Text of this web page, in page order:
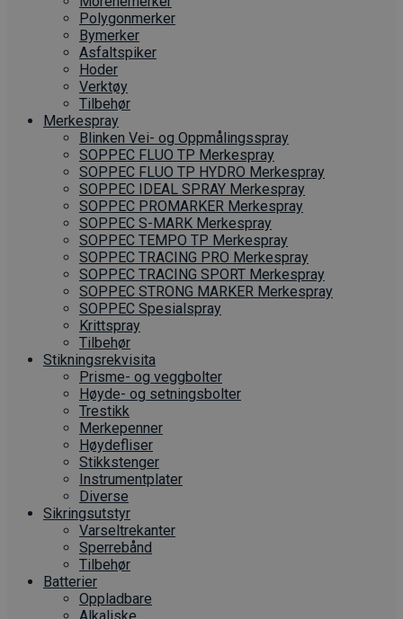
Polygonmerker
Bymerker
Asfaltspiker
Hoder
Verktøy
Tilbehør
Merkespray
Blinken Vei- og Oppmålingsspray
SOPPEC FLUO TP Merkespray
SOPPEC FLUO TP HYDRO Merkespray
SOPPEC IDEAL SPRAY Merkespray
SOPPEC PROMARKER Merkespray
SOPPEC S-MARK Merkespray
SOPPEC TEMPO TP Merkespray
SOPPEC TRACING PRO Merkespray
SOPPEC TRACING SPORT Merkespray
SOPPEC STRONG MARKER Merkespray
SOPPEC Spesialspray
Krittspray
Tilbehør
Stikningsrekvisita
Prisme- og veggbolter
Høyde- og setningsbolter
Trestikk
Merkepenner
Høydefliser
Stikkstenger
Instrumentplater
Diverse
Sikringsutstyr
Varseltrekanter
Sperrebånd
Tilbehør
Batterier
Oppladbare